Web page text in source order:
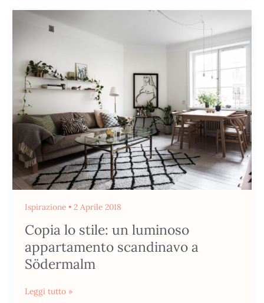
Ispirazione• 2 Aprile 2018
Copia lo stile: un luminoso
appartamento scandinavo a
Södermalm
Copia
un
luminoso
appartamento
scandinavo
a
Södermalm
Leggi tutto »